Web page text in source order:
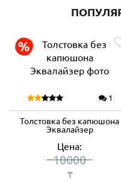
1
Толстовка без капюшона
Эквалайзер
Цена:
10000
₸